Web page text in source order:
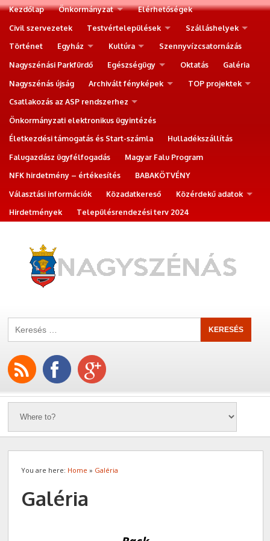
Kezdőlap Önkormányzat
Elérhetőségek
Civil szervezetek
Testvértelepülések
Szálláshelyek
Történet
Egyház Kultúra
Szennyvízcsatornázás
Nagyszénási Parkfürdő
Egészségügy Oktatás
Galéria
Nagyszénás újság
Archivált fényképek
TOP projektek
Csatlakozás az ASP rendszerhez
Önkormányzati elektronikus ügyintézés
Életkezdési támogatás és Start-számla
Hulladékszállítás
Falugazdász ügyfélfogadás
Magyar Falu Program
NFK hirdetmény – értékesítés
BABAKÖTVÉNY
Választási információk
Közadatkereső
Közérdekű adatok
Hirdetmények
Településrendezési terv 2024
You are here: Home » Galéria
Galéria